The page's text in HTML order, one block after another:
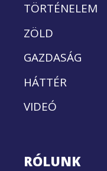
TÖRTÉNELEM
ZÖLD
GAZDASÁG
HÁTTÉR
VIDEÓ
RÓLUNK